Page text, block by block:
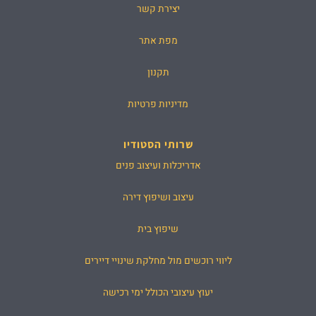
יצירת קשר
מפת אתר
תקנון
מדיניות פרטיות
שרותי הסטודיו
אדריכלות ועיצוב פנים
עיצוב ושיפוץ דירה
שיפוץ בית
ליווי רוכשים מול מחלקת שינויי דיירים
יעוץ עיצובי הכולל ימי רכישה